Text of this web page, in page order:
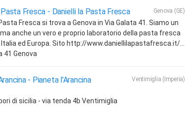
Fresca - Danielli la Pasta Fresca Genova (GE)
Fresca si trova a Genova in Via Galata 41. Siamo un
anche un vero e proprio laboratorio della pasta fresca
ed Europa. Sito http://www.daniellilapastafresca.it/...
41 Genova
- Pianeta l'Arancina
Ventimiglia (Imperia)
di sicilia - via tenda 4b Ventimiglia